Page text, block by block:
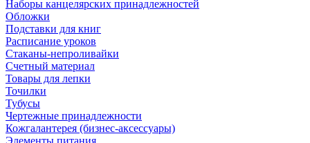
Наборы канцелярских принадлежностей
Обложки
Подставки для книг
Расписание уроков
Стаканы-непроливайки
Счетный материал
Товары для лепки
Точилки
Тубусы
Чертежные принадлежности
Кожгалантерея (бизнес-аксессуары)
Элементы питания